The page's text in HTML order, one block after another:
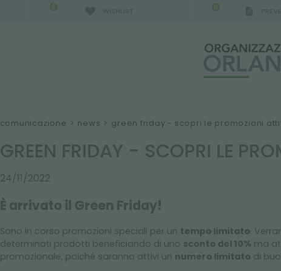
0 0
comunicazione > news > green friday - scopri le promozioni
GREEN FRIDAY - SCOPRI LE
24/11/2022
È arrivato il Green Friday!
Sono in corso promozioni speciali per un tempo limitato.
determinati prodotti beneficiando di uno sconto del 10% ma
promozionale, poiché saranno attivi un numero limitato di